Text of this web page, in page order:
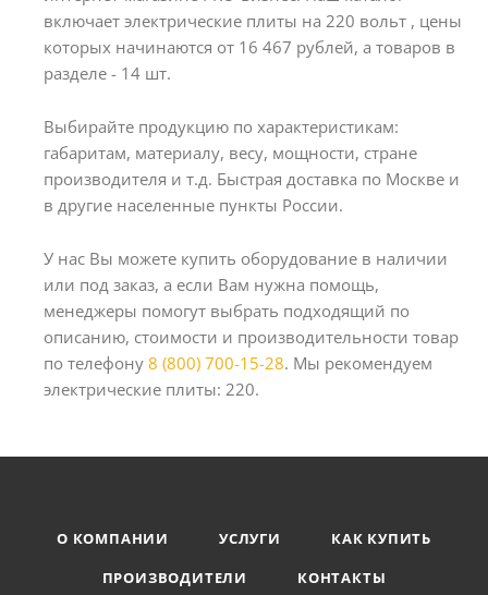
включает электрические плиты на 220 вольт , цены
которых начинаются от 16 467 рублей, а товаров в
разделе - 14 шт.
Выбирайте продукцию по характеристикам:
габаритам, материалу, весу, мощности, стране
производителя и т.д. Быстрая доставка по Москве и
в другие населенные пункты России.
У нас Вы можете купить оборудование в наличии
или под заказ, а если Вам нужна помощь,
менеджеры помогут выбрать подходящий по
описанию, стоимости и производительности товар
по телефону 8 (800) 700-15-28. Мы рекомендуем
электрические плиты: 220.
О КОМПАНИИ УСЛУГИ
КАК КУПИТЬ
ПРОИЗВОДИТЕЛИ
КОНТАКТЫ